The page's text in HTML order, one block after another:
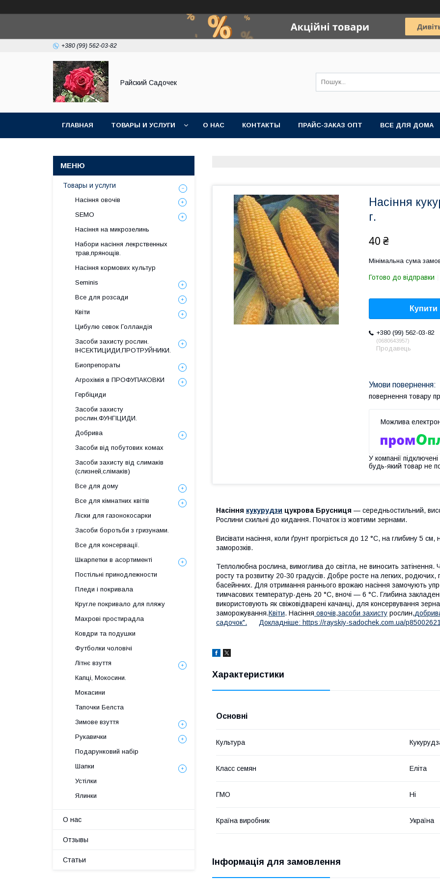
+380 (99) 562-03-82
Райский Садочек
ГЛАВНАЯ ТОВАРЫ И УСЛУГИ О НАС КОНТАКТЫ ПРАЙС-ЗАКАЗ ОПТ ВСЕ ДЛЯ ДОМА
Насіння
г.
40 ₴
Мінімальна сума
Готово до відправки
Купити
+380 (99) 562-03-82
0680643957
Продавець
повернення товару
У компанії
будь-який товар не
Насіння кукурудзи цукрова Брусниця — середньостильний,
Рослини схильні до кидання. Початок із жовтими зернами.
Висівати насіння, коли ґрунт прогріється до 12 °C, на глибину 5
заморозків.
Теплолюбна рослина, вимоглива до світла, не виносить
росту та розвитку 20-30 градусів. Добре росте на легких, родючих,
басейнних. Для отримання раннього врожаю насіння замочують
тимчасових температур-день 20 °C, вночі — 6 °C. Глибина
використовують як свіжовідварені качанці, для консервування
заморожування.Квіти. Насіння овочів,засоби захисту рослин,
садочок".
Докладніше: https://rayskiy-sadochek.com.ua/
Характеристики
Основні
Культура
Класс семян Еліта
ГМО Ні
Країна виробник Україна
Інформація для замовлення
Товары и услуги
Насіння овочів
SEMO
Насіння на микрозелинь
Набори насіння лекрственных
трав,прянощів.
Насіння кормових культур
Seminis
Все для розсади
Квіти
Цибулю севок Голландія
Засоби захисту рослин.
ІНСЕКТИЦИДИ,ПРОТРУЙНИКИ.
Биопрепораты
Агрохімія в ПРОФУПАКОВКИ
Гербіциди
Засоби захисту
рослин.ФУНГІЦИДИ.
Добрива
Засоби від побутових комах
Засоби захисту від слимаків
(слизней,слімаків)
Все для дому
Все для кімнатних квітів
Ліски для газонокосарки
Засоби боротьби з гризунами.
Все для консервації.
Шкарпетки в асортименті
Постільні принодлежности
Пледи і покривала
Кругле покривало для пляжу
Махрові простирадла
Ковдри та подушки
Футболки чоловічі
Літнє взуття
Капці, Мокосини.
Мокасини
Тапочки Белста
Зимове взуття
Рукавички
Подарунковий набір
Шапки
Устілки
Ялинки
О нас
Отзывы
Статьи